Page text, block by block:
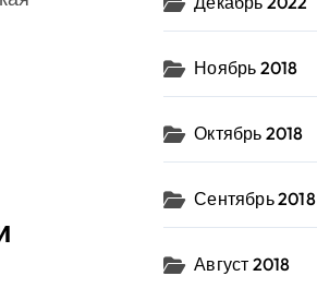
Ноябрь 2018
Октябрь 2018
Сентябрь 2018
Август 2018